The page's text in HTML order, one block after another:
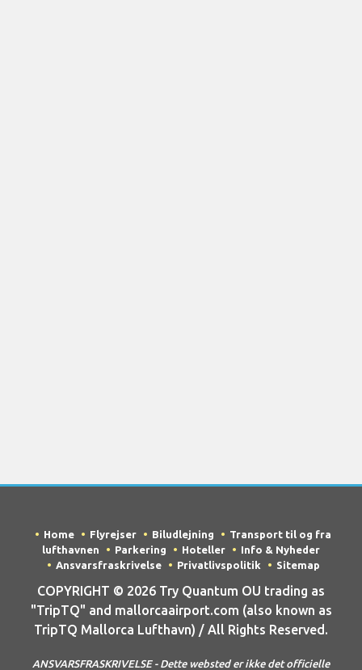
Home Flyrejser Biludlejning
Transport til og fra
lufthavnen
Parkering Hoteller
Info & Nyheder
Ansvarsfraskrivelse
Privatlivspolitik Sitemap
COPYRIGHT © 2026 Try Quantum OU trading as
"TripTQ" and mallorcaairport.com (also known as
TripTQ Mallorca Lufthavn) / All Rights Reserved.
ANSVARSFRASKRIVELSE - Dette websted er ikke det officielle